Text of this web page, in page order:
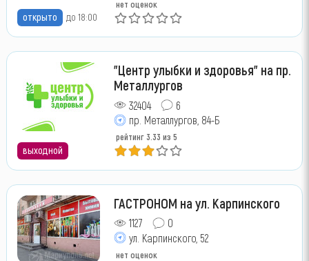
открыто до 18:00
нет оценок
выходной
"Центр улыбки и здоровья" на пр.
Металлургов
32404
6
пр. Металлургов, 84-Б
рейтинг 3.33 из 5
ГАСТРОНОМ на ул. Карпинского
1127
0
ул. Карпинского, 52
нет оценок